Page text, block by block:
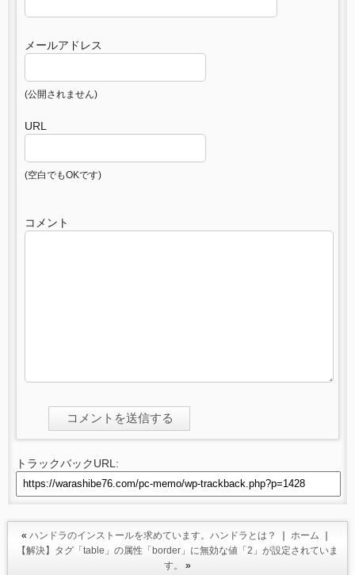
メールアドレス
(公開されません)
URL
(空白でもOKです)
コメント
トラックバックURL:
« ハンドラのインストールを求めています。ハンドラとは？ ホーム
【解決】タグ「table」の属性「border」に無効な値「2」が設定されていま
す。
»